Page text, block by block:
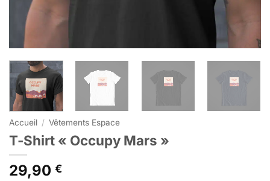
Accueil / Vêtements Espace
T-Shirt « Occupy Mars »
29,90 €